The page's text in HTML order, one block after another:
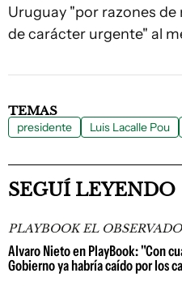
Uruguay "por razones
de carácter urgente" al
TEMAS
presidente Luis Lacalle Pou
SEGUÍ LEYENDO
PLAYBOOK EL
Alvaro Nieto en PlayBook: "Con
Gobierno ya habría caído por los